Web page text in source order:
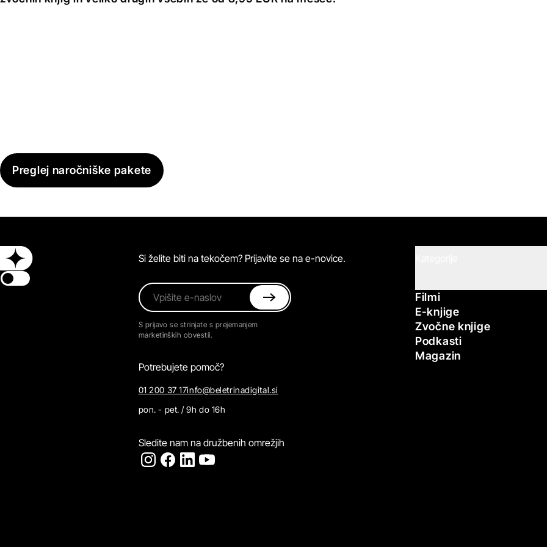
Preglej naročniške pakete
Switch theme
Filmi
E-knjige
Zvočne knjige
Podkasti
Magazin
Si želite biti na tekočem? Prijavite se na e-novice.
Vpišite e-naslov
S prijavo se strinjate s prejemanjem
marketinških obvestil.
Potrebujete pomoč?
01 200 37 17info@beletrinadigital.si
pon. - pet. / 9h do 16h
Sledite nam na družbenih omrežjih